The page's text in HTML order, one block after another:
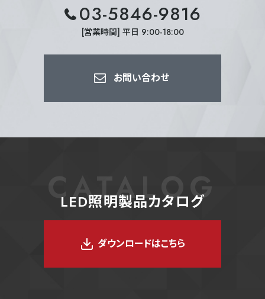
03-5846-9816
[営業時間] 平日 9:00-18:00
お問い合わせ
CATALOG
LED照明製品カタログ
ダウンロードはこちら